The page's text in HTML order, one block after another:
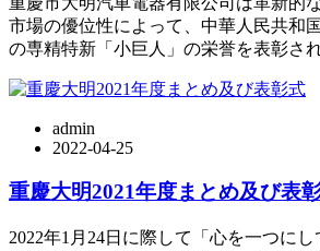
市場の優位性によって、中華人民共和
の専精特新「小巨人」の栄誉を表彰さ
admin
2022-04-25
重慶大明2021年度まとめ及び表
2022年1月24日に際して「心を一つに